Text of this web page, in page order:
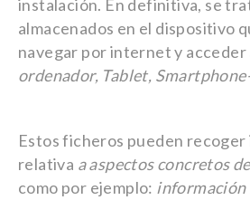
instalación. En definitiva, se
almacenados en el dispositivo
navegar por internet y acceder
ordenador, Tablet,
Estos ficheros pueden
relativa a aspectos concretos
como por ejemplo: información